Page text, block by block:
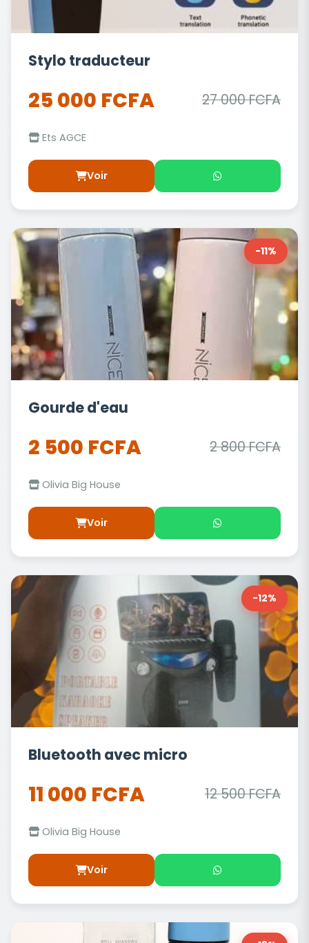
Stylo traducteur
25 000 FCFA 27 000 FCFA
Ets AGCE
Voir
-11%
Gourde d'eau
2 500 FCFA 2 800 FCFA
Olivia Big House
Voir
-12%
Bluetooth avec micro
11 000 FCFA 12 500 FCFA
Olivia Big House
Voir